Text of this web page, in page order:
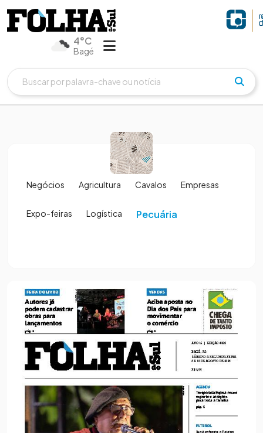
4°C
Bagé
Negócios Agricultura Cavalos Empresas
Expo-feiras Logística Pecuária